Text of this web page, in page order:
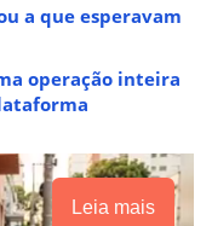
a que esperavam
operação inteira
Leia mais